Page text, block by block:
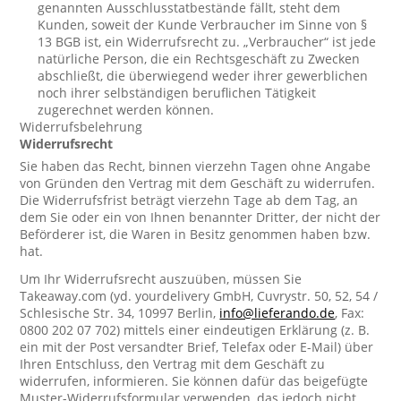
genannten Ausschlusstatbestände fällt, steht dem
Kunden, soweit der Kunde Verbraucher im Sinne von §
13 BGB ist, ein Widerrufsrecht zu. „Verbraucher“ ist jede
natürliche Person, die ein Rechtsgeschäft zu Zwecken
abschließt, die überwiegend weder ihrer gewerblichen
noch ihrer selbständigen beruflichen Tätigkeit
zugerechnet werden können.
Widerrufsbelehrung
Widerrufsrecht
Sie haben das Recht, binnen vierzehn Tagen ohne Angabe
von Gründen den Vertrag mit dem Geschäft zu widerrufen.
Die Widerrufsfrist beträgt vierzehn Tage ab dem Tag, an
dem Sie oder ein von Ihnen benannter Dritter, der nicht der
Beförderer ist, die Waren in Besitz genommen haben bzw.
hat.
Um Ihr Widerrufsrecht auszuüben, müssen Sie
Takeaway.com (yd. yourdelivery GmbH, Cuvrystr. 50, 52, 54 /
Schlesische Str. 34, 10997 Berlin, info@lieferando.de, Fax:
0800 202 07 702) mittels einer eindeutigen Erklärung (z. B.
ein mit der Post versandter Brief, Telefax oder E-Mail) über
Ihren Entschluss, den Vertrag mit dem Geschäft zu
widerrufen, informieren. Sie können dafür das beigefügte